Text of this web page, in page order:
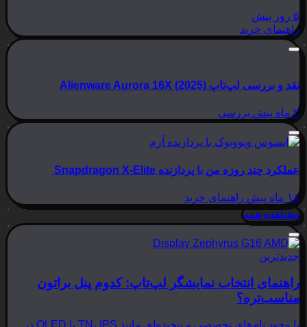
۵ روز پیش
راهنمای خرید
نقد و بررسی لپ‌تاپ Alienware Aurora 16X (2025)
۲ ماه پیش بررسی
عملکرد چند روزه من با پردازنده Snapdragon X-Elite
۱۸ ماه پیش
راهنمای خرید
مشاهده همه
جدیدترین
راهنمای انتخاب نمایشگر لپ‌تاپ: کدوم پنل براتون
مناسب‌تره؟